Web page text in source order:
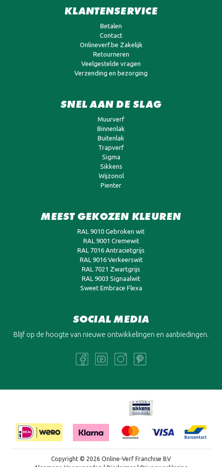
KLANTENSERVICE
Betalen
Contact
Onlineverf.be Zakelijk
Retourneren
Veelgestelde vragen
Verzending en bezorging
SNEL AAN DE SLAG
Muurverf
Binnenlak
Buitenlak
Trapverf
Sigma
Sikkens
Wijzonol
Pienter
MEEST GEKOZEN KLEUREN
RAL 9010 Gebroken wit
RAL 9001 Cremewit
RAL 7016 Antracietgrijs
RAL 9016 Verkeerswit
RAL 7021 Zwartgrijs
RAL 9003 Signaalwit
Sweet Embrace Flexa
SOCIAL MEDIA
Blijf op de hoogte van nieuwe ontwikkelingen en aanbiedingen.
Copyright © 2026 Online-Verf Franchise BV